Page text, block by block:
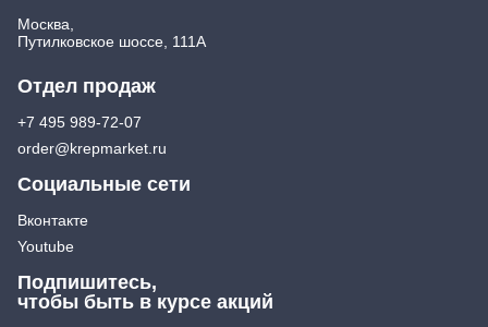
Москва,
Путилковское шоссе, 111А
Отдел продаж
+7 495 989-72-07
order@krepmarket.ru
Социальные сети
Вконтакте
Youtube
Подпишитесь,
чтобы быть в курсе акций